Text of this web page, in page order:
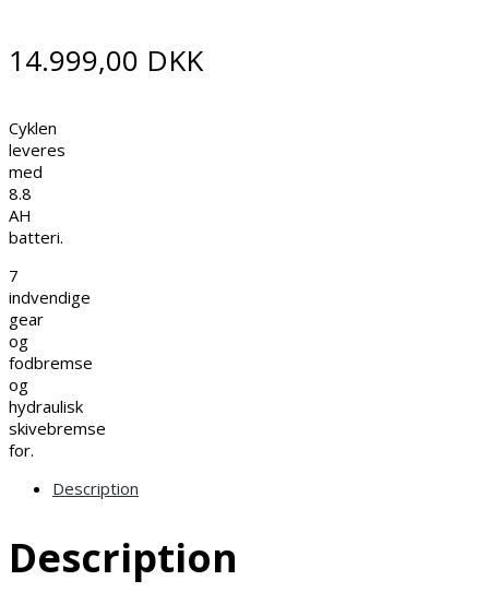
14.999,00 DKK
Cyklen
leveres
med
8.8
AH
batteri.
7
indvendige
gear
og
fodbremse
og
hydraulisk
skivebremse
for.
Description
Description